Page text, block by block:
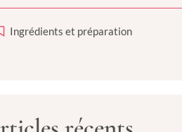
Ingrédients et préparation